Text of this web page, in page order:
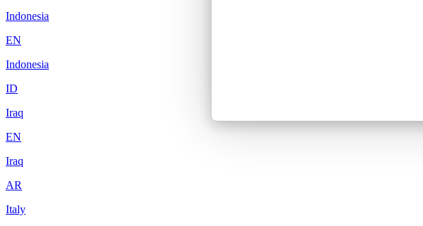
Indonesia
EN
Indonesia
ID
Iraq
EN
Iraq
AR
Italy